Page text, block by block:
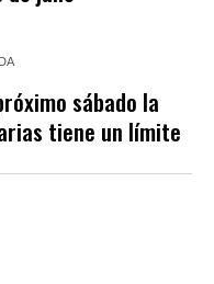
sábado la
tiene un límite